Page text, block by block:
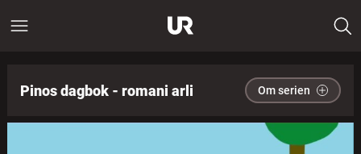
Pinos dagbok - romani arli Om serien